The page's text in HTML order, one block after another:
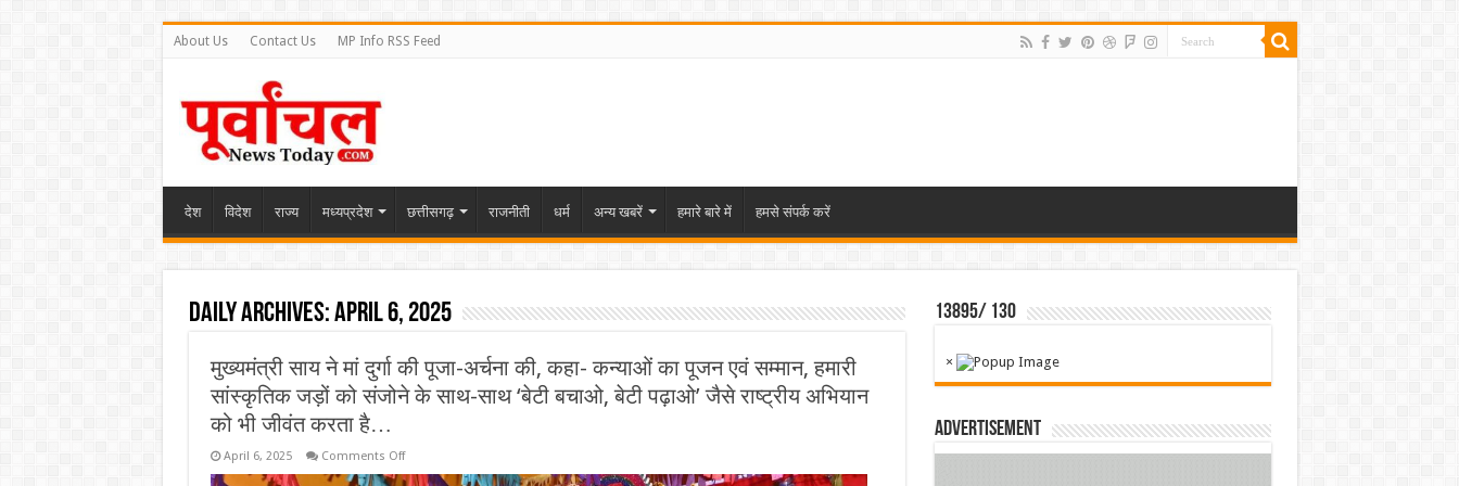
About Us Contact Us MP Info RSS Feed
देश विदेश राज्य मध्यप्रदेश छत्तीसगढ़ राजनीती धर्म अन्य खबरें हमारे बारे में हमसे संपर्क करें
Daily Archives:April 6, 2025
मुख्यमंत्री साय ने मां दुर्गा की पूजा-अर्चना की, कहा- कन्याओं का पूजन एवं सम्मान, हमारी
सांस्कृतिक जड़ों को संजोने के साथ-साथ ‘बेटी बचाओ, बेटी पढ़ाओ’ जैसे राष्ट्रीय अभियान
को भी जीवंत करता है…
April 6, 2025 Comments Offon
साय
13895/ 130
×
Advertisement